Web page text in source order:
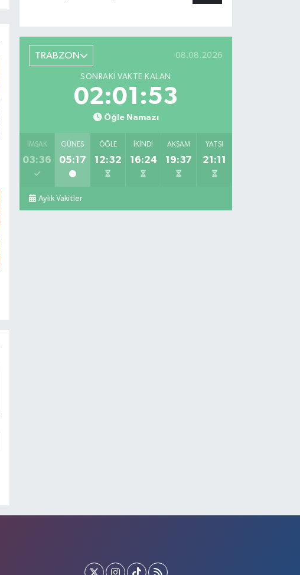
TRABZON 08.08.2026
SONRAKI VAKTE KALAN
02:01:52
Öğle Namazı
İMSAK
03:36
GÜNEŞ
05:17
ÖĞLE
12:32
İKINDI
16:24
AKŞAM
19:37
YATSI
21:11
Aylık Vakitler